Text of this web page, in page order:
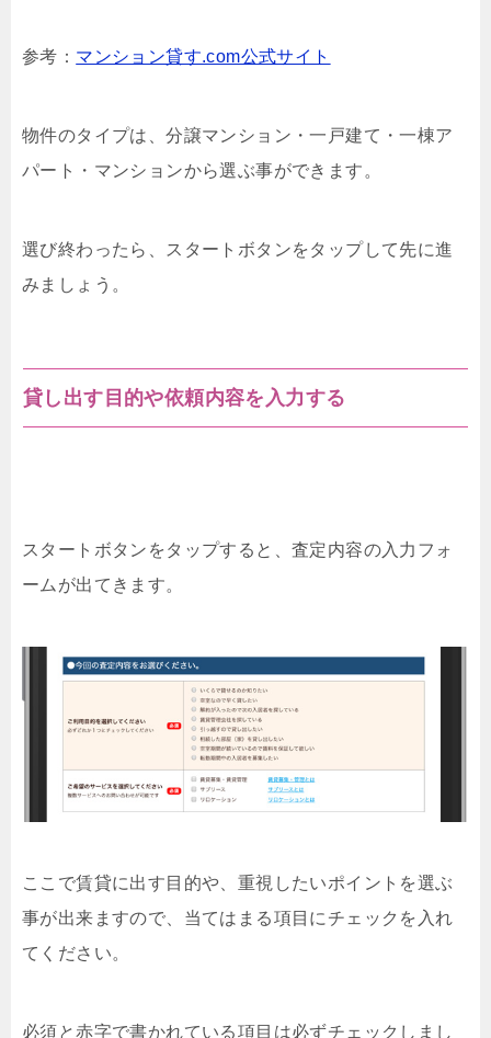
参考： マンション貸す.com公式サイト
物件のタイプは、分譲マンション・一戸建て・一棟ア
パート・マンションから選ぶ事ができます。
選び終わったら、スタートボタンをタップして先に進
みましょう。
貸し出す目的や依頼内容を入力する
スタートボタンをタップすると、査定内容の入力フォ
ームが出てきます。
ここで賃貸に出す目的や、重視したいポイントを選ぶ
事が出来ますので、当てはまる項目にチェックを入れ
てください。
必須と赤字で書かれている項目は必ずチェックしまし